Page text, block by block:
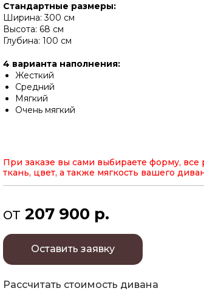
Стандартные размеры:
Ширина: 300 см
Высота: 68 см
Глубина: 100 см
4 варианта наполнения:
Жесткий
Средний
Мягкий
Очень мягкий
Оставить заявку
При заказе вы сами выбираете форму, все
ткань, цвет, а также мягкость вашего
от 207 900 р.
Рассчитать стоимость дивана